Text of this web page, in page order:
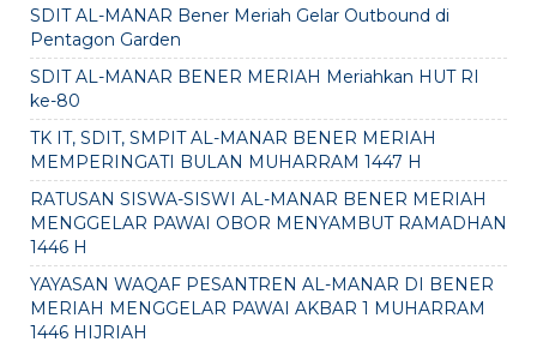
SDIT AL-MANAR Bener Meriah Gelar Outbound di
Pentagon Garden
SDIT AL-MANAR BENER MERIAH Meriahkan HUT RI
ke-80
TK IT, SDIT, SMPIT AL-MANAR BENER MERIAH
MEMPERINGATI BULAN MUHARRAM 1447 H
RATUSAN SISWA-SISWI AL-MANAR BENER MERIAH
MENGGELAR PAWAI OBOR MENYAMBUT RAMADHAN
1446 H
YAYASAN WAQAF PESANTREN AL-MANAR DI BENER
MERIAH MENGGELAR PAWAI AKBAR 1 MUHARRAM
1446 HIJRIAH